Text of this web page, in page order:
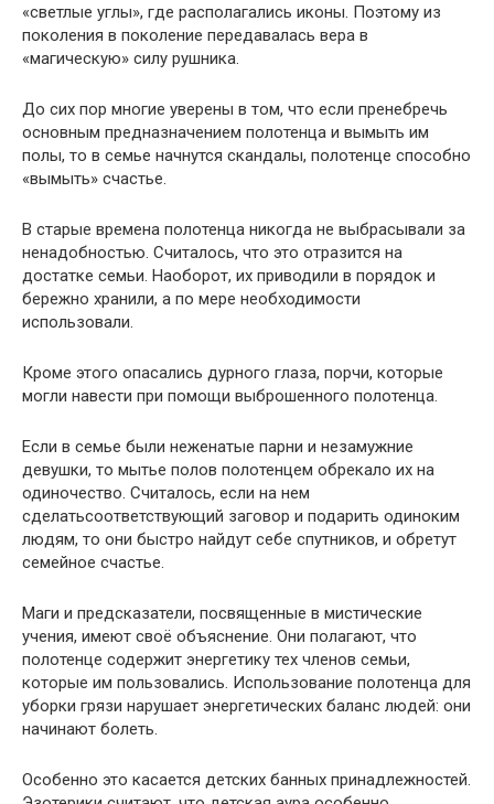
«светлые углы», где располагались иконы. Поэтому из
поколения в поколение передавалась вера в
«магическую» силу рушника.
До сих пор многие уверены в том, что если пренебречь
основным предназначением полотенца и вымыть им
полы, то в семье начнутся скандалы, полотенце способно
«вымыть» счастье.
В старые времена полотенца никогда не выбрасывали за
ненадобностью. Считалось, что это отразится на
достатке семьи. Наоборот, их приводили в порядок и
бережно хранили, а по мере необходимости
использовали.
Кроме этого опасались дурного глаза, порчи, которые
могли навести при помощи выброшенного полотенца.
Если в семье были неженатые парни и незамужние
девушки, то мытье полов полотенцем обрекало их на
одиночество. Считалось, если на нем
сделатьсоответствующий заговор и подарить одиноким
людям, то они быстро найдут себе спутников, и обретут
семейное счастье.
Маги и предсказатели, посвященные в мистические
учения, имеют своё объяснение. Они полагают, что
полотенце содержит энергетику тех членов семьи,
которые им пользовались. Использование полотенца для
уборки грязи нарушает энергетических баланс людей: они
начинают болеть.
Особенно это касается детских банных принадлежностей.